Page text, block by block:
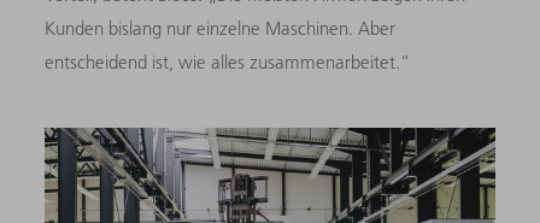
Kunden bislang nur einzelne Maschinen. Aber
entscheidend ist, wie alles zusammenarbeitet.“